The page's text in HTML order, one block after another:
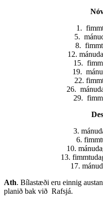
1.
5.
8.
12.
15.
19.
22.
26.
29.
3.
6.
10.
13.
17.
Ath. Bílastæði eru einnig
planið bak við Rafsjá.